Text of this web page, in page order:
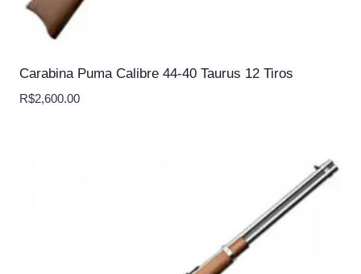
Carabina Puma Calibre 44-40 Taurus 12 Tiros
R$2,600.00